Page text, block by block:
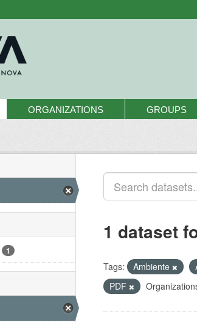
ORGANIZATIONS GROUPS
1
1 dataset
Tags: Ambiente
PDF